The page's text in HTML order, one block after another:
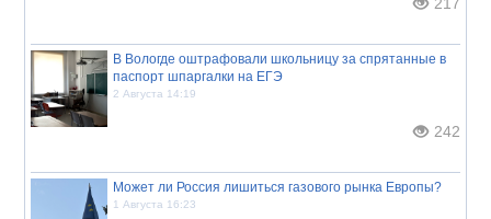
В Вологде оштрафовали школьницу за спрятанные в
паспорт шпаргалки на ЕГЭ
2 Августа 14:19
242
Может ли Россия лишиться газового рынка Европы?
1 Августа 16:23